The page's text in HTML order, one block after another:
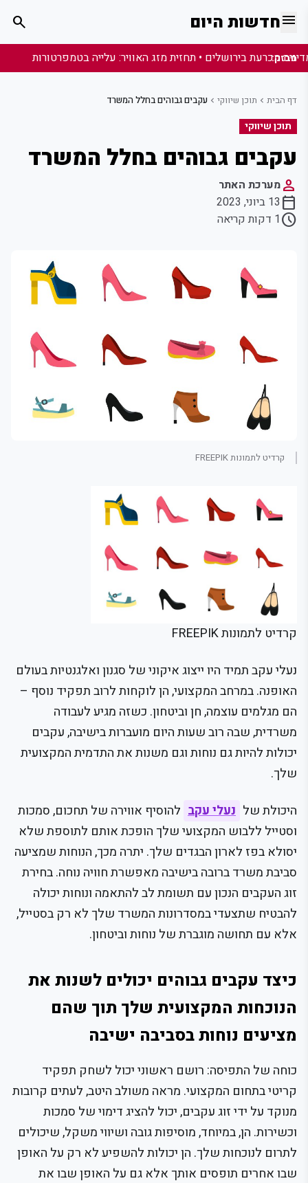
menuחדשות היום search
מבזק:
דף הבית chevron_left תוכן שיווקי chevron_left עקבים גבוהים בחלל המשרד
תוכן שיווקי
עקבים גבוהים בחלל המשרד
personמערכת האתר
calendar_today 13 ביוני, 2023
schedule1 דקות קריאה
קרדיט לתמונות FREEPIK
קרדיט לתמונות FREEPIK
נעלי עקב תמיד היו ייצוג איקוני של סגנון ואלגנטיות בעולם
האופנה. במרחב המקצועי, הן לוקחות לרוב תפקיד נוסף –
הם מגלמים עוצמה, חן וביטחון. כשזה מגיע לעבודה
משרדית, שבה רוב שעות היום מועברות בישיבה, עקבים
יכולות להיות גם נוחות וגם משנות את התדמית המקצועית
שלך.
היכולת של נעלי עקב להוסיף אווירה של תחכום, סמכות
וסטייל ללבוש המקצועי שלך הופכת אותם לתוספת שלא
יסולא בפז לארון הבגדים שלך. יתרה מכך, הנוחות שמציעה
סביבת משרד ברובה בישיבה מאפשרת חוויה נוחה. בחירת
זוג העקבים הנכון עם תשומת לב להתאמה ונוחות יכולה
להבטיח שתצעדי במסדרונות המשרד שלך לא רק בסטייל,
אלא עם תחושה מוגברת של נוחות וביטחון.
כיצד עקבים גבוהים יכולים לשנות את
הנוכחות המקצועית שלך תוך שהם
מציעים נוחות בסביבה ישיבה
כוחה של התפיסה: רושם ראשוני יכול לשחק תפקיד
קריטי בתחום המקצועי. מראה משולב היטב, לעתים קרובות
מנוקד על ידי זוג עקבים, יכול להציג דימוי של סמכות
וכשירות. הן, במיוחד, מוסיפות גובה ושיווי משקל, שיכולים
לתרום לנוכחות שלך. הן יכולות להשפיע לא רק על האופן
שבו אחרים תופסים אותך אלא גם על האופן שבו את